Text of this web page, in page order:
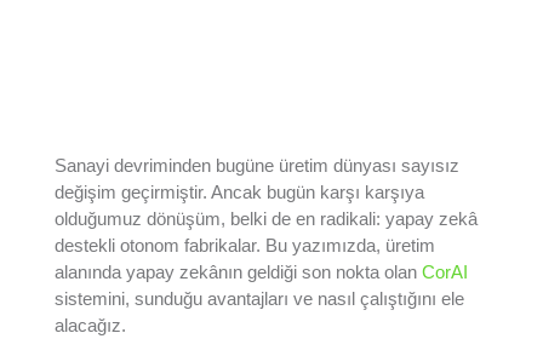
Sanayi devriminden bugüne üretim dünyası sayısız
değişim geçirmiştir. Ancak bugün karşı karşıya
olduğumuz dönüşüm, belki de en radikali: yapay zekâ
destekli otonom fabrikalar. Bu yazımızda, üretim
alanında yapay zekânın geldiği son nokta olan CorAI
sistemini, sunduğu avantajları ve nasıl çalıştığını ele
alacağız.